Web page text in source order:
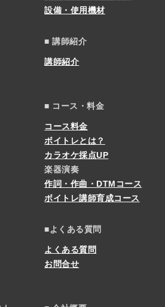
設備・使用機材
■ 講師紹介
講師紹介
■ コース・料金
コース料金
ボイトレとは？
カラオケ採点UP
楽器演奏
作詞・作曲・DTMコース
ボイトレ講師育成コース
■よくある質問
よくある質問
お問合せ